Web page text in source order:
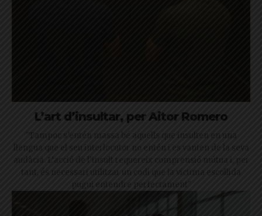
L’art d’insultar, per Aitor Romero
"Tampoc s’entén massa bé aquells que insulten en una
llengua que el seu interlocutor no entén i es vanten de la seva
audàcia. L’acció de l’insult requereix comprensió mútua i, per
tant, és necessari utilitzar un codi que la víctima escollida
pugui entendre perfectament"